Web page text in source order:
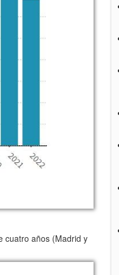
cuatro años (Madrid y